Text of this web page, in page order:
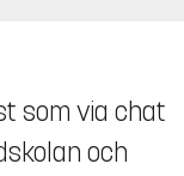
som via chat
och